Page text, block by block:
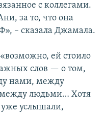
с коллегами.
за то, что она
– сказала Джамала.
ей стоило
слов — о том,
нами, между
людьми… Хотя
уже услышали,